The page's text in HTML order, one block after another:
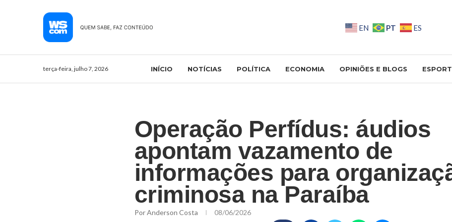
EN PT ES
terça-feira, julho 7, 2026 INÍCIO NOTÍCIAS POLÍTICA ECONOMIA OPINIÕES E BLOGS
Operação Perfídus: áudios
apontam vazamento de
informações para
criminosa na Paraíba
PorAnderson Costa 08/06/2026